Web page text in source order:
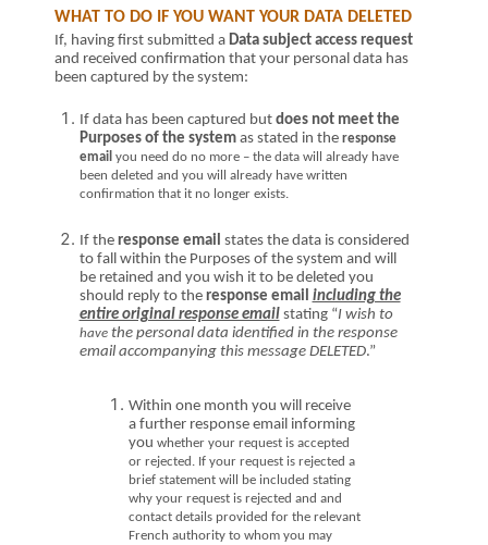
WHAT TO DO IF YOU WANT YOUR DATA DELETED
If, having first submitted a Data subject access request
and received confirmation that your personal data has
been captured by the system:
If data has been captured but does not meet the
Purposes of the system as stated in the response
email you need do no more – the data will already have
been deleted and you will already have written
confirmation that it no longer exists.
If the response email states the data is considered
to fall within the Purposes of the system and will
be retained and you wish it to be deleted you
should reply to the response email including the
entire original response emailstating “I wish to
havethe personal data identified in the response
email accompanying this message DELETED.”
Within one month you will receive
a further response email informing
you whether your request is accepted
or rejected. If your request is rejected a
brief statement will be included stating
why your request is rejected and and
contact details provided for the relevant
French authority to whom you may